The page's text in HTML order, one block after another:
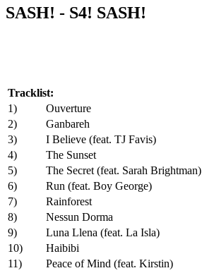
SASH! - S4! SASH!
Tracklist:
1)
Ouverture
2)
Ganbareh
3)
I Believe (feat. TJ Favis)
4)
The Sunset
5)
The Secret (feat. Sarah Brightman)
6)
Run (feat. Boy George)
7)
Rainforest
8)
Nessun Dorma
9)
Luna Llena (feat. La Isla)
10)
Haibibi
11)
Peace of Mind (feat. Kirstin)